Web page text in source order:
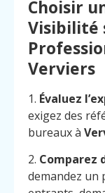
Choisir
Visibilité
Verviers
1. Évaluez
exigez des
bureaux à
2. Comparez
demandez un